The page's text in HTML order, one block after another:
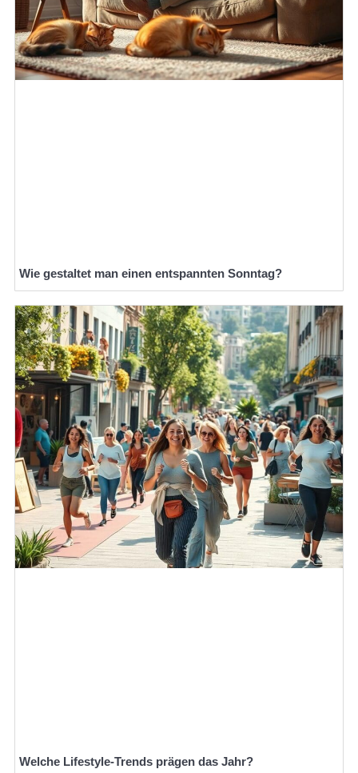
Wie gestaltet man einen entspannten Sonntag?
Welche Lifestyle-Trends prägen das Jahr?